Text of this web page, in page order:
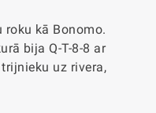
kā Bonomo.
bija Q-T-8-8 ar
uz rivera,